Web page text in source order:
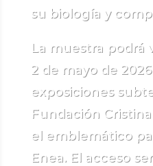
su biología y
La muestra podrá
2 de mayo de
exposiciones
Fundación
el emblemático
Enea. El acceso